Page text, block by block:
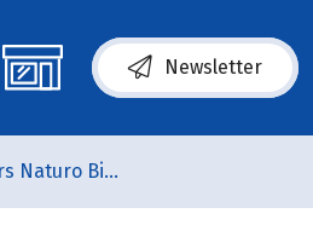
Newsletter
Ateliers Naturo Biocoop L'Aile du Papillon